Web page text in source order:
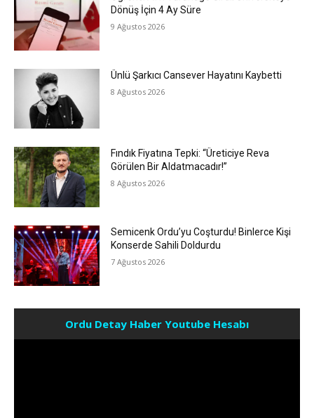
Dönüş İçin 4 Ay Süre
9 Ağustos 2026
Ünlü Şarkıcı Cansever Hayatını Kaybetti
8 Ağustos 2026
Fındık Fiyatına Tepki: “Üreticiye Reva
Görülen Bir Aldatmacadır!”
8 Ağustos 2026
Semicenk Ordu’yu Coşturdu! Binlerce Kişi
Konserde Sahili Doldurdu
7 Ağustos 2026
Ordu Detay Haber Youtube Hesabı